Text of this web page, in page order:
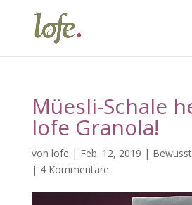
Müesli-Schale
lofe Granola!
von lofe | Feb. 12, 2019 |
| 4 Kommentare